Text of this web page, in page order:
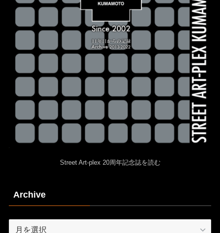
Street Art-plex 20周年記念誌を読む
Archive
Archive